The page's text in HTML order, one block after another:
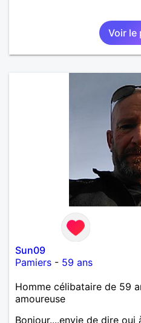
Voir le
Sun09
Pamiers - 59 ans
Homme célibataire de 59
amoureuse
Bonjour....envie de dire oui